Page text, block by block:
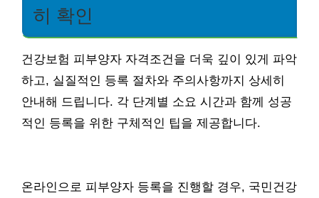
히 확인
건강보험 피부양자 자격조건을 더욱 깊이 있게 파악
하고, 실질적인 등록 절차와 주의사항까지 상세히
안내해 드립니다. 각 단계별 소요 시간과 함께 성공
적인 등록을 위한 구체적인 팁을 제공합니다.
온라인으로 피부양자 등록을 진행할 경우, 국민건강